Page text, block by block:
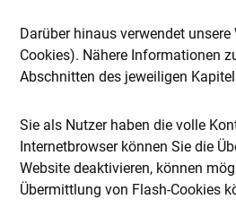
Darüber hinaus verwendet
Cookies). Nähere Informationen
Abschnitten des jeweiligen
Sie als Nutzer haben die volle
Internetbrowser können Sie die
Website deaktivieren, können
Übermittlung von Flash-Cookies